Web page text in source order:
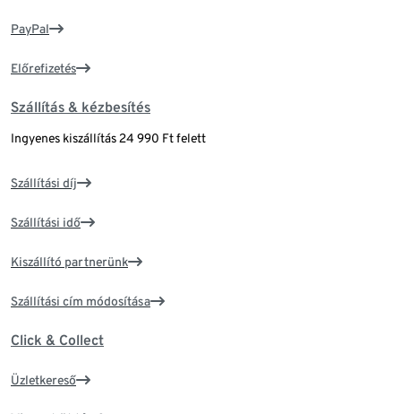
PayPal
Előrefizetés
Szállítás & kézbesítés
Ingyenes kiszállítás 24 990 Ft felett
Szállítási díj
Szállítási idő
Kiszállító partnerünk
Szállítási cím módosítása
Click & Collect
Üzletkereső